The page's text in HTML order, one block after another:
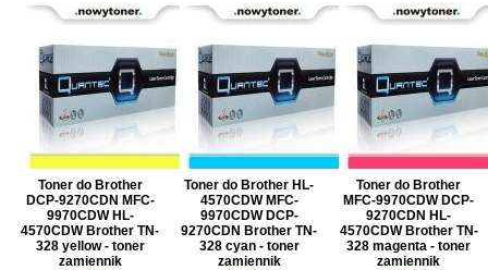
Toner do Brother
DCP-9270CDN MFC-
9970CDW HL-
4570CDW Brother TN-
328 yellow - toner
zamiennik
Toner do Brother HL-
4570CDW MFC-
9970CDW DCP-
9270CDN Brother TN-
328 cyan - toner
zamiennik
Toner do Brother
MFC-9970CDW DCP-
9270CDN HL-
4570CDW Brother TN-
328 magenta - toner
zamiennik